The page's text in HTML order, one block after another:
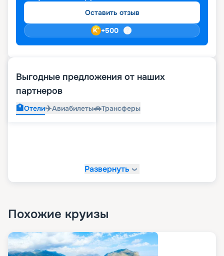
Оставить отзыв
+500
Выгодные предложения от наших
партнеров
🏨Отели✈️Авиабилеты🚗Трансферы
Развернуть
Похожие круизы